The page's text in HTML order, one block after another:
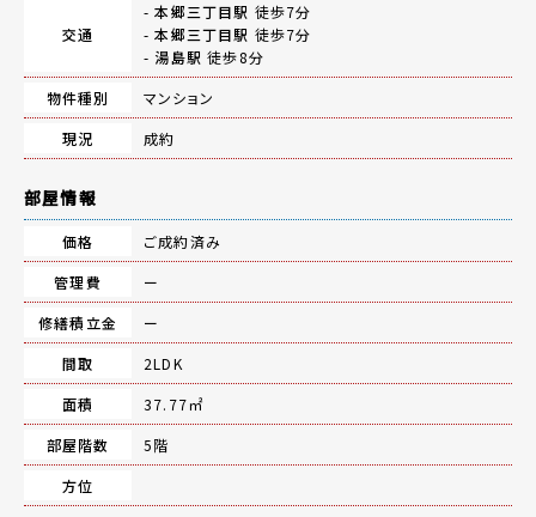
交通
-本郷三丁目駅 徒歩7分
-本郷三丁目駅 徒歩7分
- 湯島駅 徒歩8分
物件種別
マンション
現況
成約
部屋情報
価格
ご成約済み
管理費
ー
修繕積立金
ー
間取
2LDK
面積
37.77㎡
部屋階数
5階
方位